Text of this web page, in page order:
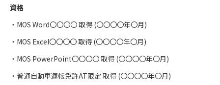
資格
・MOS Word〇〇〇〇 取得 (〇〇〇〇年〇月)
・MOS Excel〇〇〇〇 取得 (〇〇〇〇年〇月)
・MOS PowerPoint〇〇〇〇 取得 (〇〇〇〇年〇月)
・普通自動車運転免許AT限定 取得 (〇〇〇〇年〇月)